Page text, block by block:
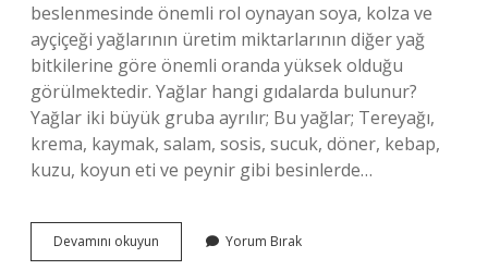
beslenmesinde önemli rol oynayan soya, kolza ve
ayçiçeği yağlarının üretim miktarlarının diğer yağ
bitkilerine göre önemli oranda yüksek olduğu
görülmektedir. Yağlar hangi gıdalarda bulunur?
Yağlar iki büyük gruba ayrılır; Bu yağlar; Tereyağı,
krema, kaymak, salam, sosis, sucuk, döner, kebap,
kuzu, koyun eti ve peynir gibi besinlerde…
Devamını okuyun
Bitkisel
Yorum Bırak